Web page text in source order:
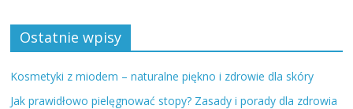
Ostatnie wpisy
Kosmetyki z miodem – naturalne piękno i zdrowie dla skóry
Jak prawidłowo pielęgnować stopy? Zasady i porady dla zdrowia